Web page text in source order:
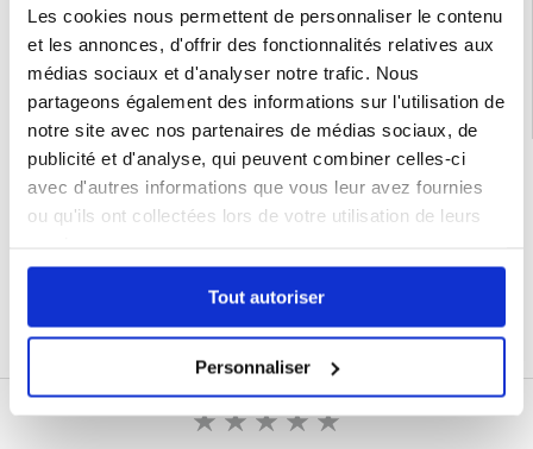
Les cookies nous permettent de personnaliser le contenu
et les annonces, d'offrir des fonctionnalités relatives aux
médias sociaux et d'analyser notre trafic. Nous
partageons également des informations sur l'utilisation de
notre site avec nos partenaires de médias sociaux, de
publicité et d'analyse, qui peuvent combiner celles-ci
avec d'autres informations que vous leur avez fournies
ou qu'ils ont collectées lors de votre utilisation de leurs
Tout autoriser
Personnaliser
Catégories associées:Accessoires téléphone ,Coque & Accessoires Motorola,
LIVRAISON RAPIDE
POUR LES MEMBRES DU CLUB24
POLITIQUE DE RETOUR DE 30 JOURS
SATISFAITS
ÉCRIRE UN AVIS